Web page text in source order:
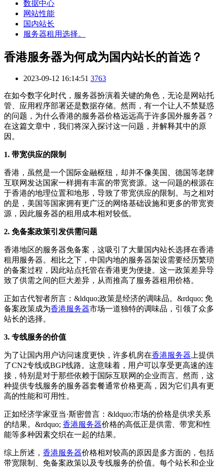
数据中心
网站性能
国内站长
服务器租用选择。
香港服务器为何成为国内站长的首选？
2023-09-12 16:14:51 3763
在如今数字化时代，服务器扮演着关键的角色，无论是网站托
管、应用程序部署还是数据存储。然而，有一个让人不禁疑惑
的问题，为什么香港的服务器价格远远高于许多国外服务器？
在这篇文章中，我们将深入探讨这一问题，并解释其中的原
因。
1. 带宽供应的限制
香港，虽然是一个国际金融枢纽，却并不像美国、德国等老牌
互联网发达国家一样拥有丰富的带宽资源。这一问题的根源在
于香港的地理位置和地形，导致了带宽供应的限制。与之相对
的是，美国等国家拥有更广泛的网络基础设施和更多的带宽资
源，因此服务器的租用成本相对较低。
2. 免备案政策引发供需问题
香港地区的服务器免备案，这吸引了大量国内站长选择在香港
租用服务器。相比之下，中国内地的服务器架设需要经历繁琐
的备案过程，因此站点托管在香港更为便捷。这一政策差异导
致了供需之间的巨大差异，从而推高了服务器租用价格。
正如古代智者所言：&ldquo;政策是经济的调味品。&rdquo; 免
备案政策成为香港服务器市场一道独特的调味品，引领了众多
站长的选择。
3. 专线服务的价值
为了让国内用户访问速度更快，许多机房在香港服务器上提供
了CN2专线或BGP线路。这意味着，用户可以享受更高速的连
接，特别是对于那些依赖于国际互联网的企业而言。然而，这
种提供专线服务的服务器套餐通常价格更高，因为它们具有更
高的性能和可用性。
正如经济学家亚当·斯密曾言：&ldquo;市场的价格是供求关系
的结果。&rdquo; 香港服务器价格的高低正是供需、带宽和性
能等多种因素交织在一起的结果。
综上所述， 香港服务器价格相对较高的原因是多方面的，包括
带宽限制、免备案政策以及专线服务的价值。每个站长和企业